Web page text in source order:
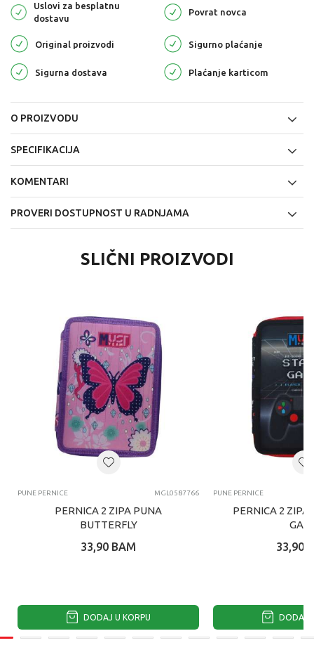
Uslovi za besplatnu
dostavu
Povrat novca
Original proizvodi Sigurno plaćanje
Sigurna dostava Plaćanje karticom
O PROIZVODU
SPECIFIKACIJA
KOMENTARI
PROVERI DOSTUPNOST U RADNJAMA
SLIČNI PROIZVODI
PUNE PERNICE MGL0587766
PERNICA 2 ZIPA PUNA
BUTTERFLY
33,90 BAM
DODAJ U KORPU
PUNE PERNICE
PERNICA 2 ZIPA
33,90
DODAJ